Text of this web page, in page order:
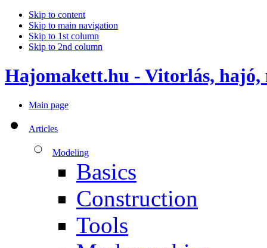
Skip to content
Skip to main navigation
Skip to 1st column
Skip to 2nd column
Hajomakett.hu - Vitorlás, hajó,
Main page
Articles
Modeling
Basics
Construction
Tools